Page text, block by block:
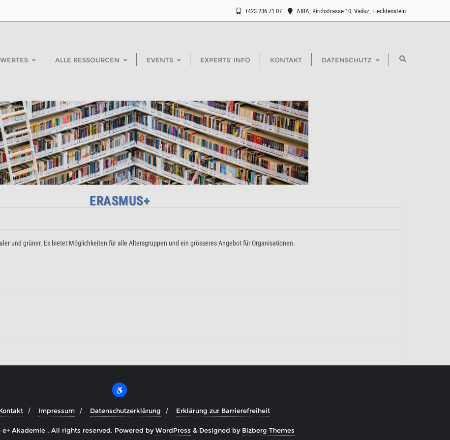
+423 236 71 07 AIBA, Kirchstrasse 10, Vaduz, Liechtenstein
ALLE RESSOURCEN EVENTS EXPERTS‘ INFO KONTAKT DATENSCHUTZ
ERASMUS+
und grüner. Es bietet Möglichkeiten für alle Altersgruppen und ein grösseres Angebot für Organisationen.
Impressum Datenschutzerklärung Erklärung zur Barrierefreiheit
Akademie . All rights reserved. Powered byWordPress & Designed by Bizberg Themes